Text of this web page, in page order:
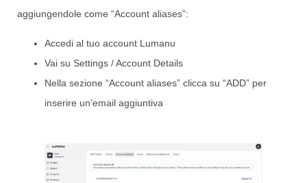
aggiungendole come “Account aliases”:
Accedi al tuo account Lumanu
Vai su Settings / Account Details
Nella sezione “Account aliases” clicca su “ADD” per
inserire un’email aggiuntiva